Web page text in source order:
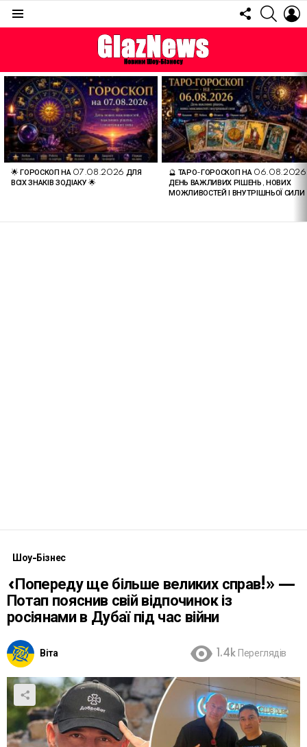
FOLLOW
US
ОСТАННІ
СТАТТІ
🌟 ГОРОСКОП НА 07.08.2026 ДЛЯ
ВСІХ ЗНАКІВ ЗОДІАКУ 🌟
🔮 ТАРО-ГОРОСКОП НА
ДЕНЬ ВАЖЛИВИХ РІШЕНЬ, НОВИХ
МОЖЛИВОСТЕЙ І ВНУТРІШНЬОЇ СИЛИ
Шоу-Бізнес
«Попереду ще більше великих справ!» —
Потап пояснив свій відпочинок із
росіянами в Дубаї під час війни
Віта 1.4k Переглядів